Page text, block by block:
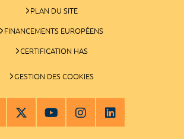
PLAN DU SITE
FINANCEMENTS EUROPÉENS
CERTIFICATION HAS
GESTION DES COOKIES